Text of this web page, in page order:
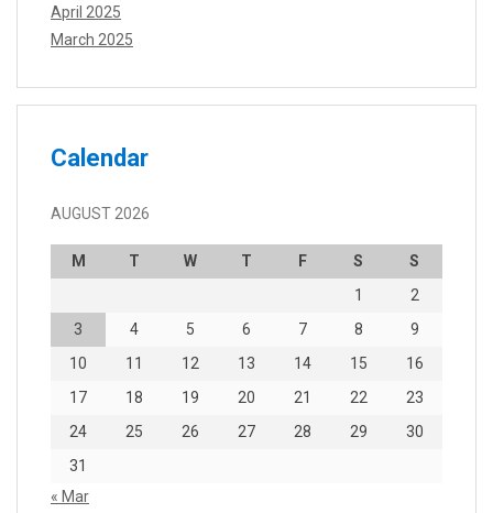
April 2025
March 2025
Calendar
AUGUST 2026
M T W T F S
S
1
2
3
4 5 6 7 8
9
10
11 12 13 14 15
16
17
18 19 20 21 22
23
24
25 26 27 28 29
30
31
« Mar